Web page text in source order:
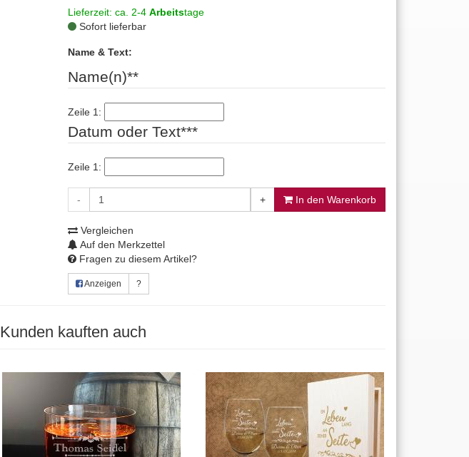
Lieferzeit: ca. 2-4 Arbeitstage
Sofort lieferbar
Name & Text:
Name(n)**
Zeile 1:
Datum oder Text***
Zeile 1:
- + In den Warenkorb
Vergleichen
Auf den Merkzettel
Fragen zu diesem Artikel?
Anzeigen ?
Kunden kauften auch